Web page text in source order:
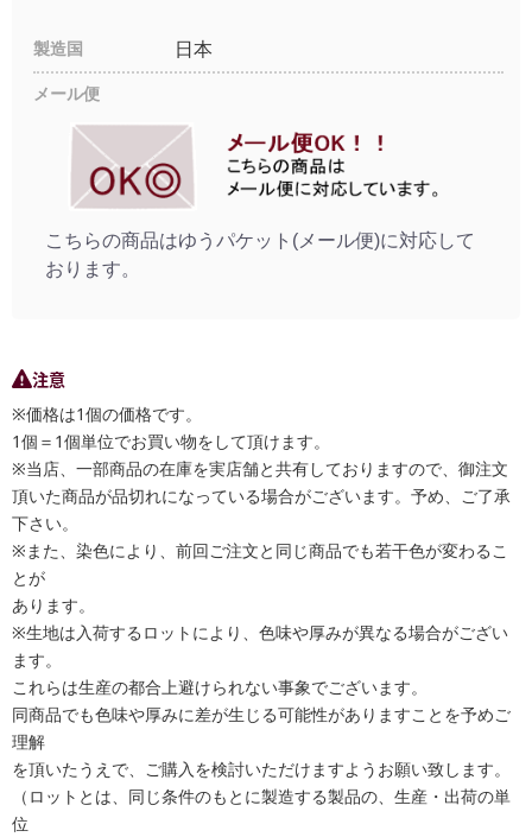
製造国 日本
メール便
こちらの商品はゆうパケット(メール便)に対応して
おります。
注意
※価格は1個の価格です。
1個＝1個単位でお買い物をして頂けます。
※当店、一部商品の在庫を実店舗と共有しておりますので、御注文
頂いた商品が品切れになっている場合がございます。予め、ご了承
下さい。
※また、染色により、前回ご注文と同じ商品でも若干色が変わるこ
とが
あります。
※生地は入荷するロットにより、色味や厚みが異なる場合がござい
ます。
これらは生産の都合上避けられない事象でございます。
同商品でも色味や厚みに差が生じる可能性がありますことを予めご
理解
を頂いたうえで、ご購入を検討いただけますようお願い致します。
（ロットとは、同じ条件のもとに製造する製品の、生産・出荷の単
位